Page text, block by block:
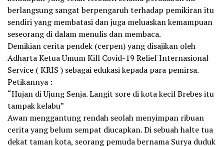
berlangsung sangat berpengaruh terhadap pemikiran itu
sendiri yang membatasi dan juga meluaskan kemampuan
seseorang di dalam menulis dan membaca.
Demikian cerita pendek (cerpen) yang disajikan oleh
Adharta Ketua Umum Kill Covid-19 Relief Internasional
Service ( KRIS ) sebagai edukasi kepada para pemirsa.
Petikannya :
“Hujan di Ujung Senja. Langit sore di kota kecil Brebes itu
tampak kelabu”
Awan menggantung rendah seolah menyimpan ribuan
cerita yang belum sempat diucapkan. Di sebuah halte tua
dekat taman kota, seorang pemuda bernama Surya duduk